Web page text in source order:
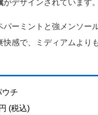
がデザインされています。
パーミントと強メンソー
快感で、ミディアムより
ウチ
(税込)